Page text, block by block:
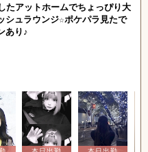
たアットホームでちょっぴり大
シュラウンジ☆ポケパラ見たで
あり♪